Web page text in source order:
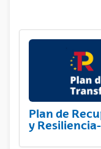
Plan de
y